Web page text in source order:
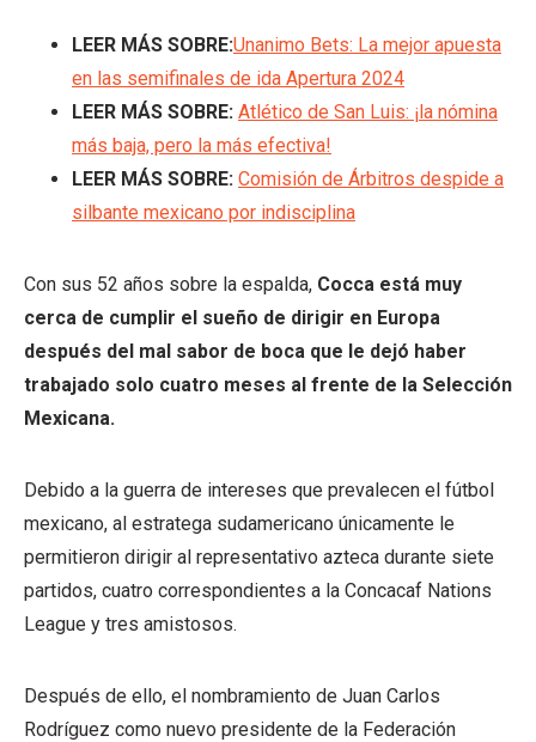
LEER MÁS SOBRE:Unanimo Bets: La mejor apuesta
en las semifinales de ida Apertura 2024
LEER MÁS SOBRE: Atlético de San Luis: ¡la nómina
más baja, pero la más efectiva!
LEER MÁS SOBRE: Comisión de Árbitros despide a
silbante mexicano por indisciplina
Con sus 52 años sobre la espalda, Cocca está muy
cerca de cumplir el sueño de dirigir en Europa
después del mal sabor de boca que le dejó haber
trabajado solo cuatro meses al frente de la Selección
Mexicana.
Debido a la guerra de intereses que prevalecen el fútbol
mexicano, al estratega sudamericano únicamente le
permitieron dirigir al representativo azteca durante siete
partidos, cuatro correspondientes a la Concacaf Nations
League y tres amistosos.
Después de ello, el nombramiento de Juan Carlos
Rodríguez como nuevo presidente de la Federación